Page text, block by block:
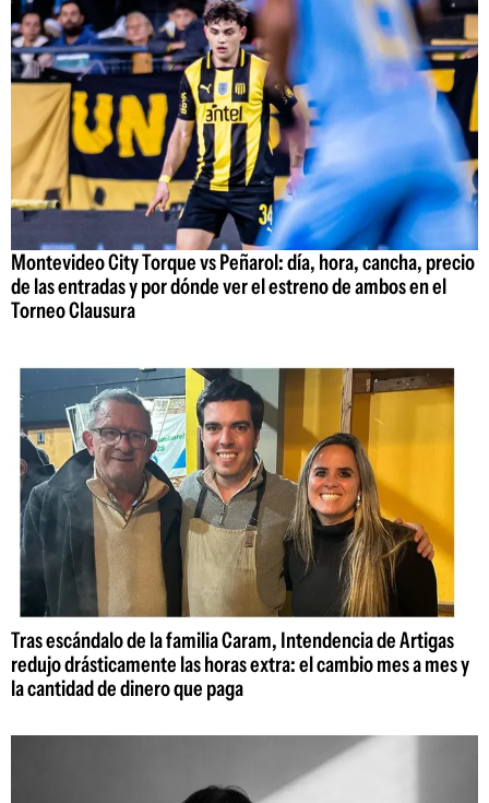
Montevideo City Torque vs Peñarol: día, hora, cancha, precio
de las entradas y por dónde ver el estreno de ambos en el
Torneo Clausura
Tras escándalo de la familia Caram, Intendencia de Artigas
redujo drásticamente las horas extra: el cambio mes a mes y
la cantidad de dinero que paga